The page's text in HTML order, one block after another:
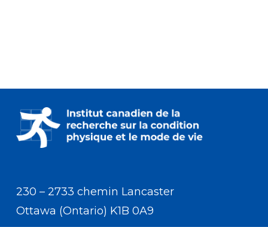
230 – 2733 chemin Lancaster
Ottawa (Ontario) K1B 0A9